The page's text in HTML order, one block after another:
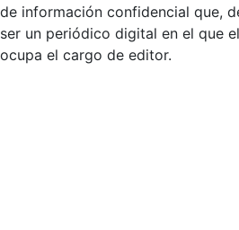
de información confidencial que,
ser un periódico digital en el que
ocupa el cargo de editor.